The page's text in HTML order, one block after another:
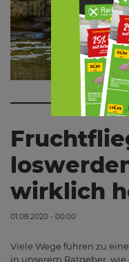
wirklich
01.08.2020 - 00:00
Viele Wege führen zu
in unserem Ratgeber,